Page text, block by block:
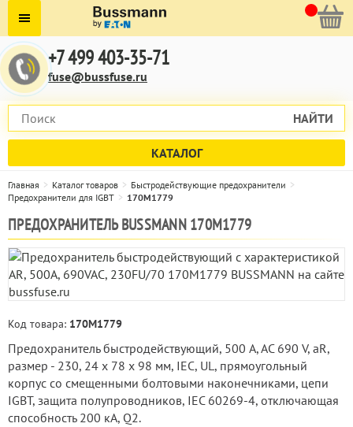
+7 499 403-35-71
fuse@bussfuse.ru
НАЙТИ
КАТАЛОГ
Главная Каталог товаров
Быстродействующие предохранители
Предохранители для IGBT
170M1779
ПРЕДОХРАНИТЕЛЬ BUSSMANN 170M1779
Код товара: 170M1779
Предохранитель быстродействующий, 500 A, AC 690 V, aR,
размер - 230, 24 x 78 x 98 мм, IEC, UL, прямоугольный
корпус со смещенными болтовыми наконечниками, цепи
IGBT, защита полупроводников, IEC 60269-4, отключающая
способность 200 кА, Q2.